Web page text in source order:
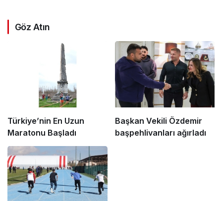
Göz Atın
Türkiye’nin En Uzun
Maratonu Başladı
Başkan Vekili Özdemir
başpehlivanları ağırladı